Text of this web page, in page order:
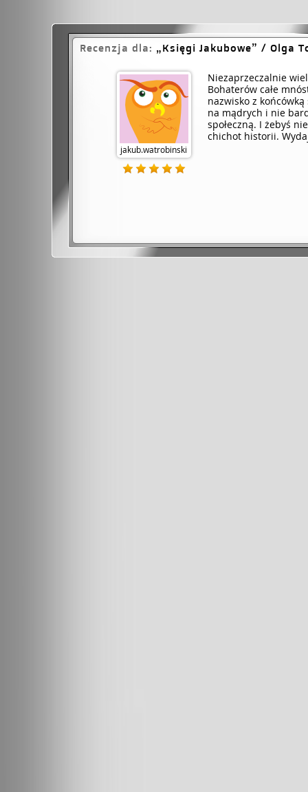
Recenzja dla: Księgi Jakubowe / Olga
jakub.watrobinski
Niez­aprz­ecza­lnie­
Bohaterów całe
nazwisko z
na mądrych i nie
społeczną. I żebyś
chichot historii.